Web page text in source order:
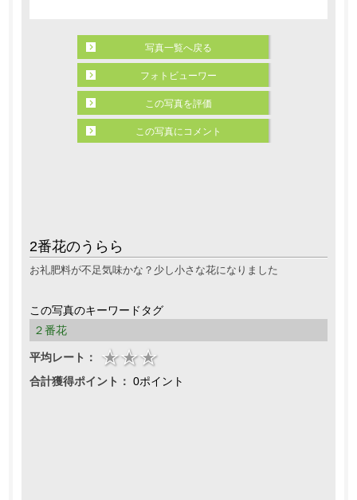
2番花のうらら
お礼肥料が不足気味かな？少し小さな花になりました
この写真のキーワードタグ
２番花
平均レート：
合計獲得ポイント： 0ポイント
写真一覧へ戻る
フォトビューワー
この写真を評価
この写真にコメント